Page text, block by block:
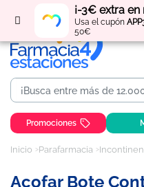
¡-3€ extra en
Usa el cupón
50€
Regístratey
Promociones
Inicio Parafarmacia
Acofar Bote